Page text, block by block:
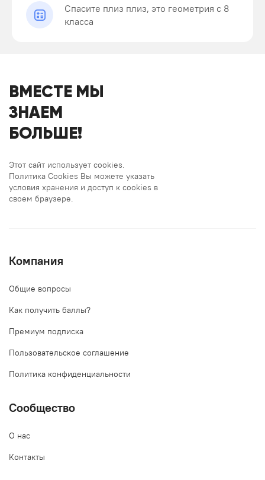
Спасите плиз плиз, это геометрия с 8
класса
ВМЕСТЕ МЫ
ЗНАЕМ
БОЛЬШЕ!
Этот сайт использует cookies.
Политика Cookies Вы можете указать
условия хранения и доступ к cookies в
своем браузере.
Компания
Общие вопросы
Как получить баллы?
Премиум подписка
Пользовательское соглашение
Политика конфиденциальности
Сообщество
О нас
Контакты